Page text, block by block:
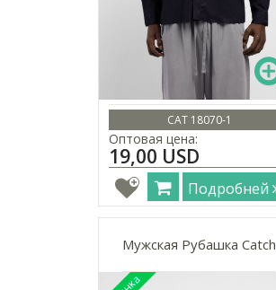
CAT 18070-1
Оптовая цена:
19,00 USD
Подробней
Мужская Рубашка Catch